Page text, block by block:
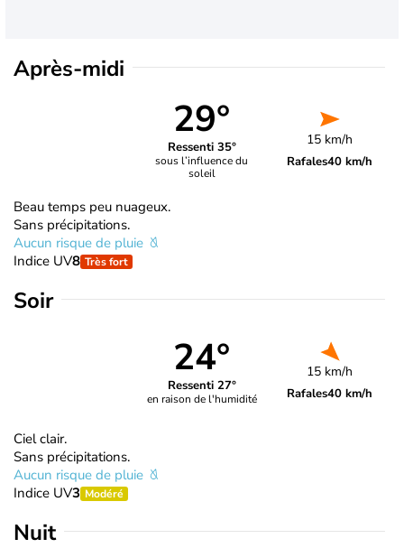
Après-midi
29°
Ressenti 35°
sous l’influence du
soleil
15 km/h
Rafales40 km/h
Beau temps peu nuageux.
Sans précipitations.
Aucun risque de pluie
Indice UV8 Très fort
Soir
24°
Ressenti 27°
en raison de l'humidité
15 km/h
Rafales40 km/h
Ciel clair.
Sans précipitations.
Aucun risque de pluie
Indice UV3 Modéré
Nuit